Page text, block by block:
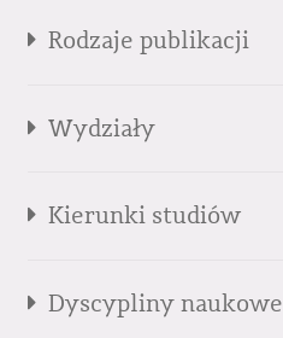
Rodzaje publikacji
Wydziały
Kierunki studiów
Dyscypliny naukowe